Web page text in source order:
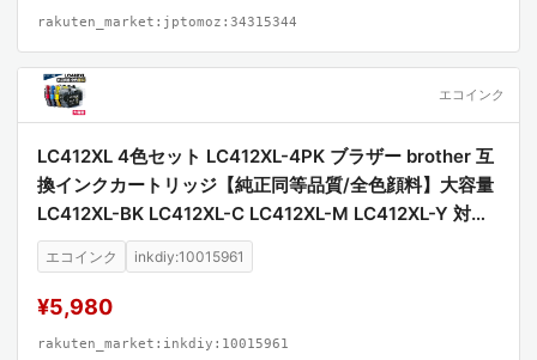
rakuten_market:jptomoz:34315344
エコインク
LC412XL 4色セット LC412XL-4PK ブラザー brother 互
換インクカートリッジ【純正同等品質/全色顔料】大容量
LC412XL-BK LC412XL-C LC412XL-M LC412XL-Y 対応
プリンター MFC-J7100CDW MFC-J7300CDW 高品質
顔料インク 互換インク
エコインク inkdiy:10015961
¥5,980
rakuten_market:inkdiy:10015961